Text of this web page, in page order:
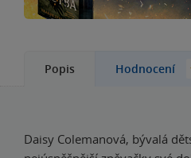
Popis Hodnocení
Daisy Colemanová, bývalá